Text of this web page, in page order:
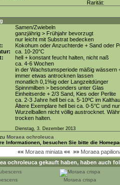
Rarität:
Samen/Zwiebeln
ganzjährig > Frühjahr bevorzugt
nur leicht mit Substrat bedecken
Kokohum oder Anzuchterde + Sand oder
ca. 10-20°C
hell + konstant feucht halten, nicht naß
ca. 4-6 Wochen
in der Wachstumsperiode mäßig wässern
immer etwas antrocknen lassen
monatlich 0,1%ig oder Langzeitdünger
Spinnmilben > besonders unter Glas
Einheitserde + 2/3 Sand, Kies oder Perlite
ca. 2-3 Jahre hell bei ca. 5-10ºC im
Ältere Exemplare hell bei ca. 0-5°C und
Wurzelballen nicht völlig austrocknet.
trocken halten.
Dienstag, 3. Dezember 2013
Moraea ochroleuca
Informationen, besuchen Sie bitte die
«« Moraea miniata «« »» Moraea
ochroleuca gekauft haben, haben auch
Moraea crispa